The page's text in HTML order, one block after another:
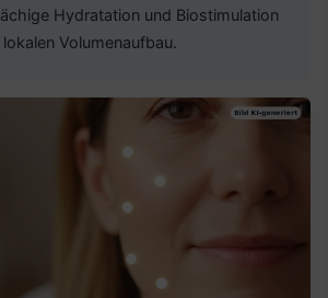
Hydratation und Biostimulation
Volumenaufbau.